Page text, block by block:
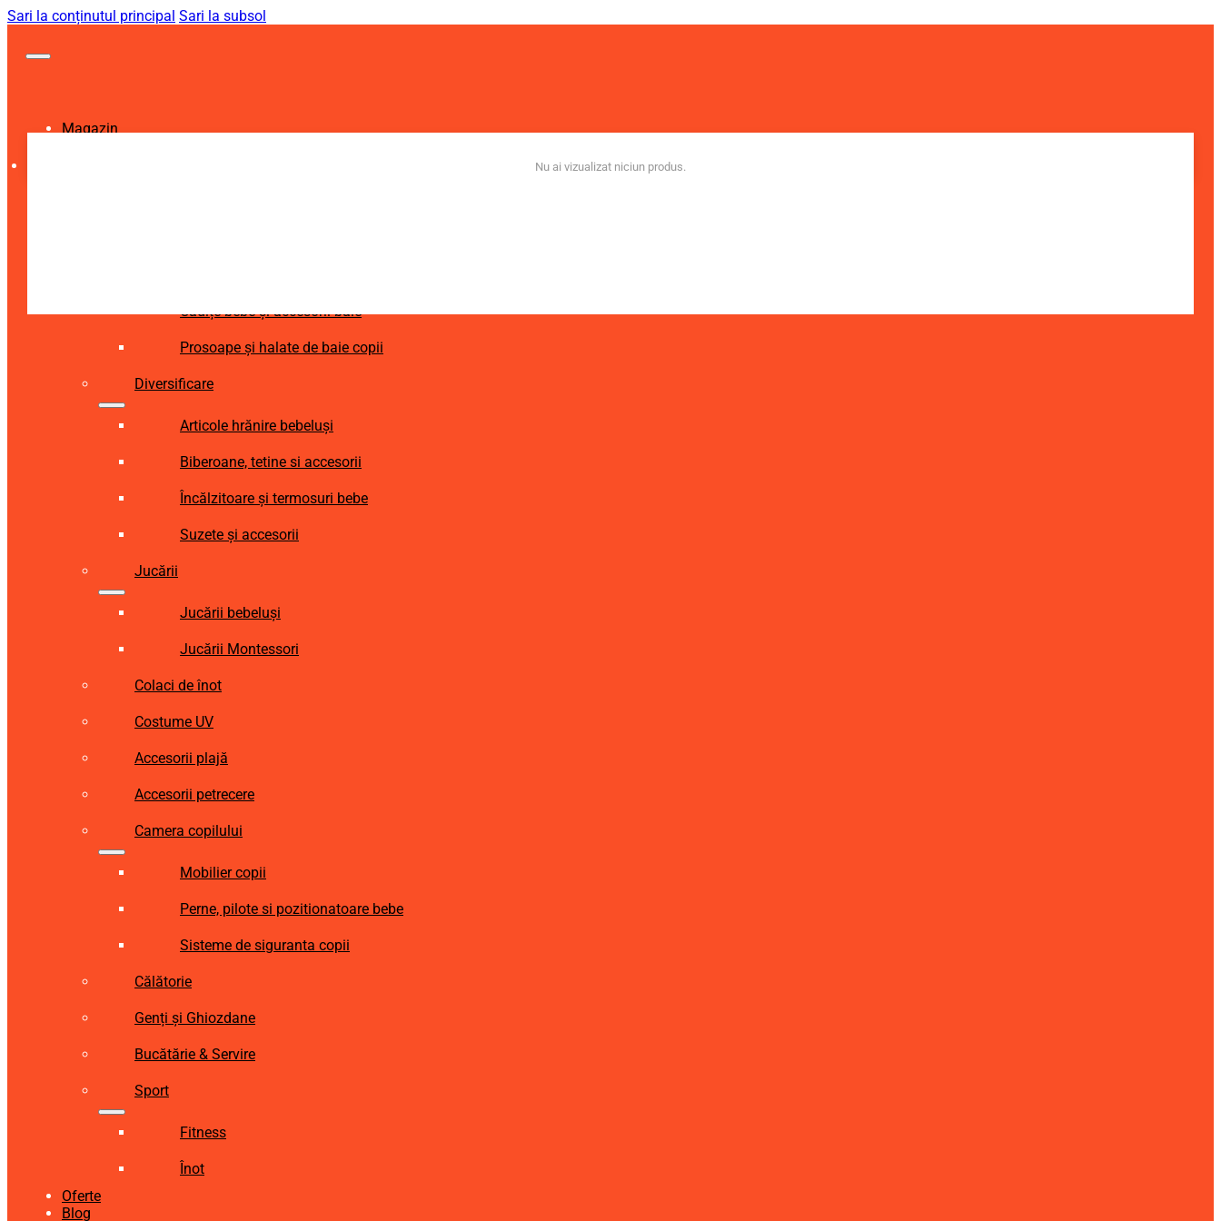
Sari la conținutul principal Sari la subsol
Magazin
Cădițe bebe și accesorii baie
Prosoape și halate de baie copii
Diversificare
Articole hrănire bebeluși
Biberoane, tetine si accesorii
Încălzitoare și termosuri bebe
Suzete și accesorii
Jucării
Jucării bebeluși
Jucării Montessori
Colaci de înot
Costume UV
Accesorii plajă
Accesorii petrecere
Camera copilului
Mobilier copii
Perne, pilote si pozitionatoare bebe
Sisteme de siguranta copii
Călătorie
Genți și Ghiozdane
Bucătărie & Servire
Sport
Fitness
Înot
Oferte
Blog
Nu ai vizualizat niciun produs.